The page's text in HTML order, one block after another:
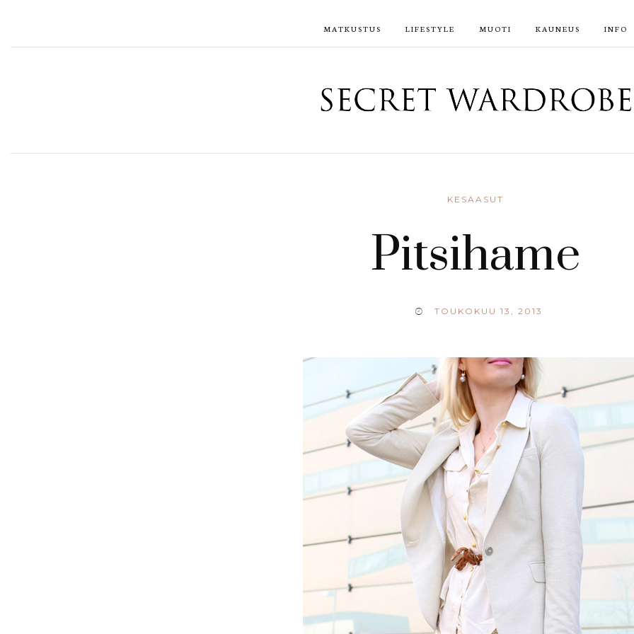
MATKUSTUS LIFESTYLE MUOTI KAUNEUS INFO
KESÄASUT
Pitsihame
TOUKOKUU 13, 2013